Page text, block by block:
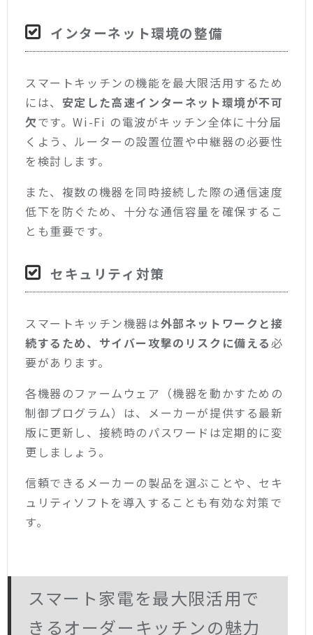
インターネット環境の整備
スマートキッチンの機能を最大限活用するため
には、 安定した高速インターネット環境が不可
欠です。Wi-Fi の電波がキッチン全体に十分届
くよう、ルーターの設置位置や中継器の必要性
を検討します。
また、複数の機器を同時接続した際の通信速度
低下を防ぐため、十分な通信容量を確保するこ
とも重要です。
セキュリティ対策
スマートキッチン機器は外部ネットワークと接
続するため、サイバー攻撃のリスクに備える必
要があります。
各機器のファームウェア（機器を動かすための
制御プログラム）は、メーカーが提供する最新
版に更新し、接続時のパスワードは定期的に変
更しましょう。
信頼できるメーカーの製品を選ぶことや、セキ
ュリティソフトを導入することも有効な対策で
す。
スマート家電を最大限活用で
きるオーダーキッチンの魅力